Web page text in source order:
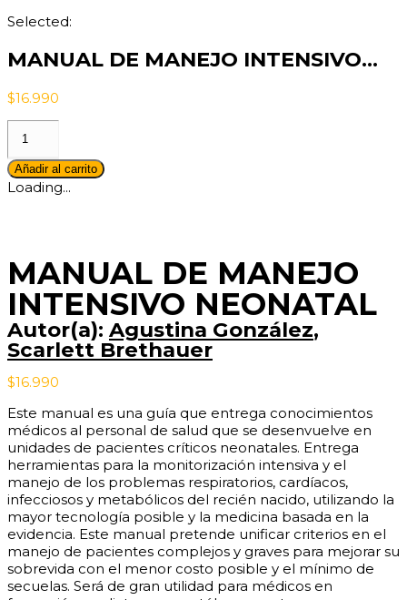
Selected:
MANUAL DE MANEJO INTENSIVO…
$16.990
DE
MANEJO
INTENSIVO
NEONATAL
Añadir al carrito
Loading...
MANUAL DE MANEJO
INTENSIVO NEONATAL
Autor(a): Agustina González,
Scarlett Brethauer
$16.990
Este manual es una guía que entrega conocimientos
médicos al personal de salud que se desenvuelve en
unidades de pacientes críticos neonatales. Entrega
herramientas para la monitorización intensiva y el
manejo de los problemas respiratorios, cardíacos,
infecciosos y metabólicos del recién nacido, utilizando la
mayor tecnología posible y la medicina basada en la
evidencia. Este manual pretende unificar criterios en el
manejo de pacientes complejos y graves para mejorar su
sobrevida con el menor costo posible y el mínimo de
secuelas. Será de gran utilidad para médicos en